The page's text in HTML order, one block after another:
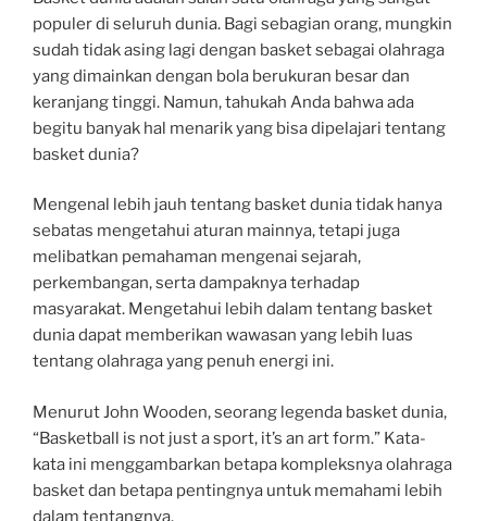
populer di seluruh dunia. Bagi sebagian orang, mungkin
sudah tidak asing lagi dengan basket sebagai olahraga
yang dimainkan dengan bola berukuran besar dan
keranjang tinggi. Namun, tahukah Anda bahwa ada
begitu banyak hal menarik yang bisa dipelajari tentang
basket dunia?
Mengenal lebih jauh tentang basket dunia tidak hanya
sebatas mengetahui aturan mainnya, tetapi juga
melibatkan pemahaman mengenai sejarah,
perkembangan, serta dampaknya terhadap
masyarakat. Mengetahui lebih dalam tentang basket
dunia dapat memberikan wawasan yang lebih luas
tentang olahraga yang penuh energi ini.
Menurut John Wooden, seorang legenda basket dunia,
“Basketball is not just a sport, it’s an art form.” Kata-
kata ini menggambarkan betapa kompleksnya olahraga
basket dan betapa pentingnya untuk memahami lebih
dalam tentangnya.